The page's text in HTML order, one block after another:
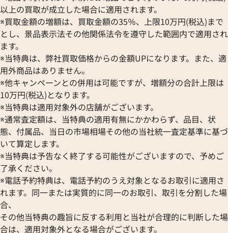
以上の買取が成立した場合に適用されます。
※買取金額の増額は、買取金額の35％、上限10万円(税込)まで
とし、景品表示法その他関係法令を遵守した範囲内で適用され
ます。
※当特典は、弊社買取価格からの金額UPになります。また、適
用外商品はありません。
※他キャンペーンとの併用は可能ですが、増額分の合計上限は
10万円(税込)となります。
※当特典は適用対象外の店舗がございます。
※通常査定額は、当特典の適用有無にかかわらず、品目、状
態、付属品、当日の市場相場その他の当社統一査定基準に基づ
いて算定します。
※当特典は予告なく終了する可能性がございますので、予めご
了承ください。
※電話予約特典は、電話予約のうえ対象となるお取引に適用さ
れます。同一または実質的に同一のお取引、取引を分割した場
合、
その他当特典の趣旨に反する利用と当社が合理的に判断した場
合は、適用対象外となる場合がございます。